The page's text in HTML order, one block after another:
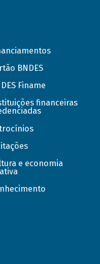
BNDES
Finame
financeiras
e economia